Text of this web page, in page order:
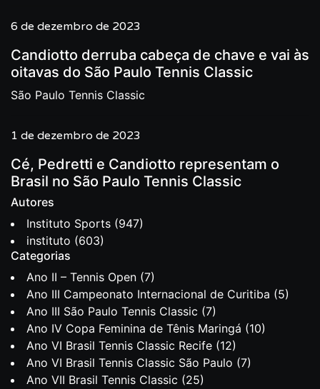
6 de dezembro de 2023
Candiotto derruba cabeça de chave e vai às
oitavas do São Paulo Tennis Classic
São Paulo Tennis Classic
1 de dezembro de 2023
Cé, Pedretti e Candiotto representam o
Brasil no São Paulo Tennis Classic
Autores
Instituto Sports (947)
instituto (603)
Categorias
Ano II – Tennis Open (7)
Ano III Campeonato Internacional de Curitiba (5)
Ano III São Paulo Tennis Classic (7)
Ano IV Copa Feminina de Tênis Maringá (10)
Ano VI Brasil Tennis Classic Recife (12)
Ano VI Brasil Tennis Classic São Paulo (7)
Ano VII Brasil Tennis Classic (25)